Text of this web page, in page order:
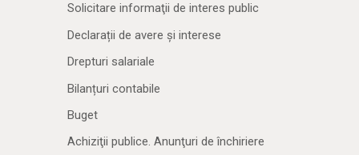
Solicitare informaţii de interes public
Declarații de avere și interese
Drepturi salariale
Bilanțuri contabile
Buget
Achiziţii publice. Anunţuri de închiriere